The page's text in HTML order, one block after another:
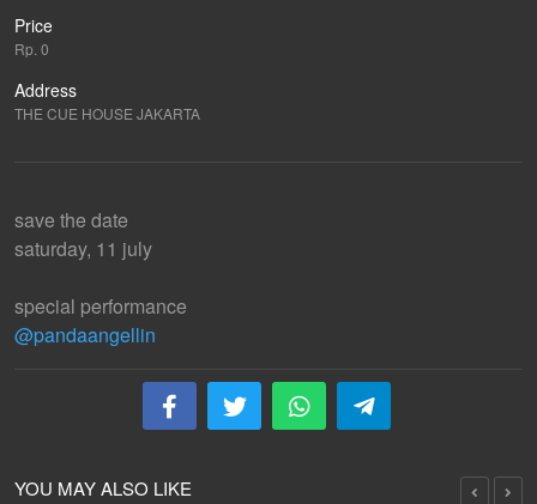
Price
Rp. 0
Address
THE CUE HOUSE JAKARTA
save the date
saturday, 11 july
special performance
@pandaangellin
YOU MAY ALSO LIKE